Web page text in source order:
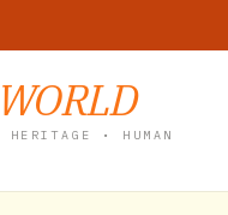
WORLD
• HUMAN